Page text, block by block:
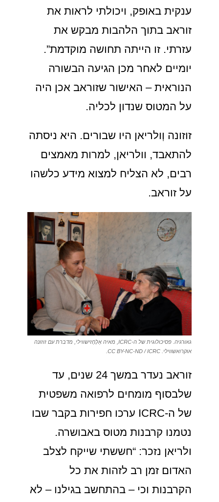
ענקית באופק, ויכולתי לראות את
זוראב בתוך הלהבות מבקש את
עזרתי. זו הייתה תחושה מוקדמת”.
יומיים לאחר מכן הגיעה הבשורה
הנוראית – האישור שזוראב אכן היה
על המטוס שנדון לכליה.
זוזונה וְולריאן היו שבורים. היא ניסתה
להתאבד, וולריאן, למרות מאמצים
רבים, לא הצליח למצוא מידע כלשהו
על זוראב.
גאורגיה. פסיכולוגית של ה-ICRC, מאיה אַלְחָזישווילי, מדברת עם זוזונה
אוקרואשווילי. CC BY-NC-ND / ICRC.
זוראב נעדר במשך 24 שנים, עד
שלבסוף מומחים לרפואה משפטית
של ה-ICRC ערכו חפירות בקבר שבו
נטמנו קרבנות מטוס באבושרה.
ולריאן נזכר: “חששתי שייקח לצלב
האדום זמן רב לזהות את כל
הקרבנות וכי – בהתחשב בגילנו – לא